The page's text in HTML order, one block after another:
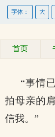
字体： 大
首页
“事情
拍母亲的
信我。”